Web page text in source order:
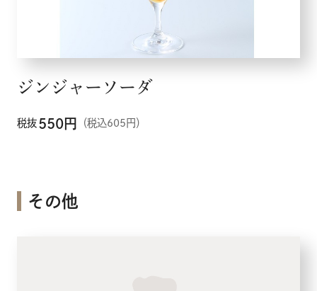
ジンジャーソーダ
税抜 550円 （税込605円）
その他